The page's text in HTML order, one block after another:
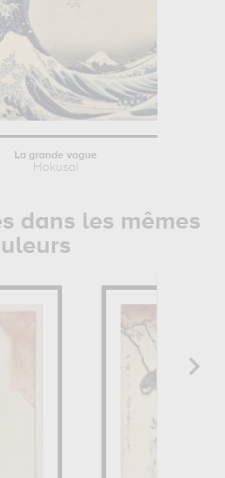
La grande vague
Hokusai
dans les mêmes